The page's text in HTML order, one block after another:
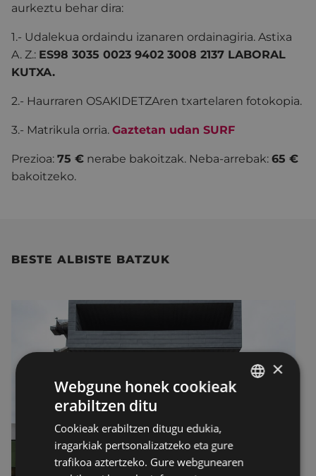
aurkeztu behar dira:
1.- Udalekua ordaindu izanaren ordainagiria. Astixa
A. Z.: ES98 3035 0023 9402 3008 2137 LABORAL
KUTXA.
2.- Haurraren OSAKIDETZAren txartelaren fotokopia.
3.- Matrikula orria. Gaztetan udan SURF
Prezioa: 75 € nerabe bakoitzak. Neba-arrebak: 65 €
bakoitzeko.
BESTE ALBISTE BATZUK
×
Webgune honek cookieak
erabiltzen ditu
Cookieak erabiltzen ditugu edukia,
iragarkiak pertsonalizatzeko eta gure
trafikoa aztertzeko. Gure webgunearen